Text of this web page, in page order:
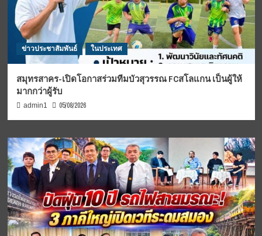
ข่าวประชาสัมพันธ์ ในประเทศ
สมุทรสาคร-เปิดโอกาสร่วมทีมบัวสุวรรณ FCสโลแกน เป็นผู้ให้
มากกว่าผู้รับ
admin1 05/08/2026